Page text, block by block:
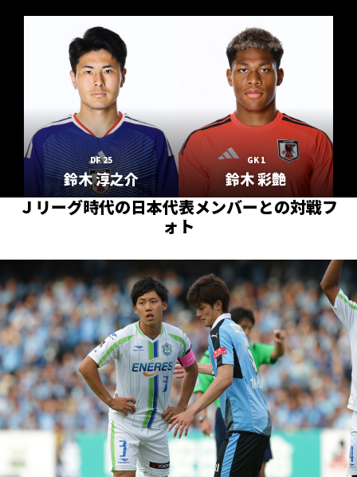
DF 25
鈴木 淳之介
GK 1
鈴木 彩艶
Ｊリーグ時代の日本代表メンバーとの対戦フ
ォト